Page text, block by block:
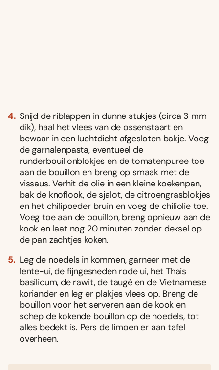
Snijd de riblappen in dunne stukjes (circa 3 mm
dik), haal het vlees van de ossenstaart en
bewaar in een luchtdicht afgesloten bakje. Voeg
de garnalenpasta, eventueel de
runderbouillonblokjes en de tomatenpuree toe
aan de bouillon en breng op smaak met de
vissaus. Verhit de olie in een kleine koekenpan,
bak de knoflook, de sjalot, de citroengrasblokjes
en het chilipoeder bruin en voeg de chiliolie toe.
Voeg toe aan de bouillon, breng opnieuw aan de
kook en laat nog 20 minuten zonder deksel op
de pan zachtjes koken.
Leg de noedels in kommen, garneer met de
lente-ui, de fijngesneden rode ui, het Thais
basilicum, de rawit, de taugé en de Vietnamese
koriander en leg er plakjes vlees op. Breng de
bouillon voor het serveren aan de kook en
schep de kokende bouillon op de noedels, tot
alles bedekt is. Pers de limoen er aan tafel
overheen.